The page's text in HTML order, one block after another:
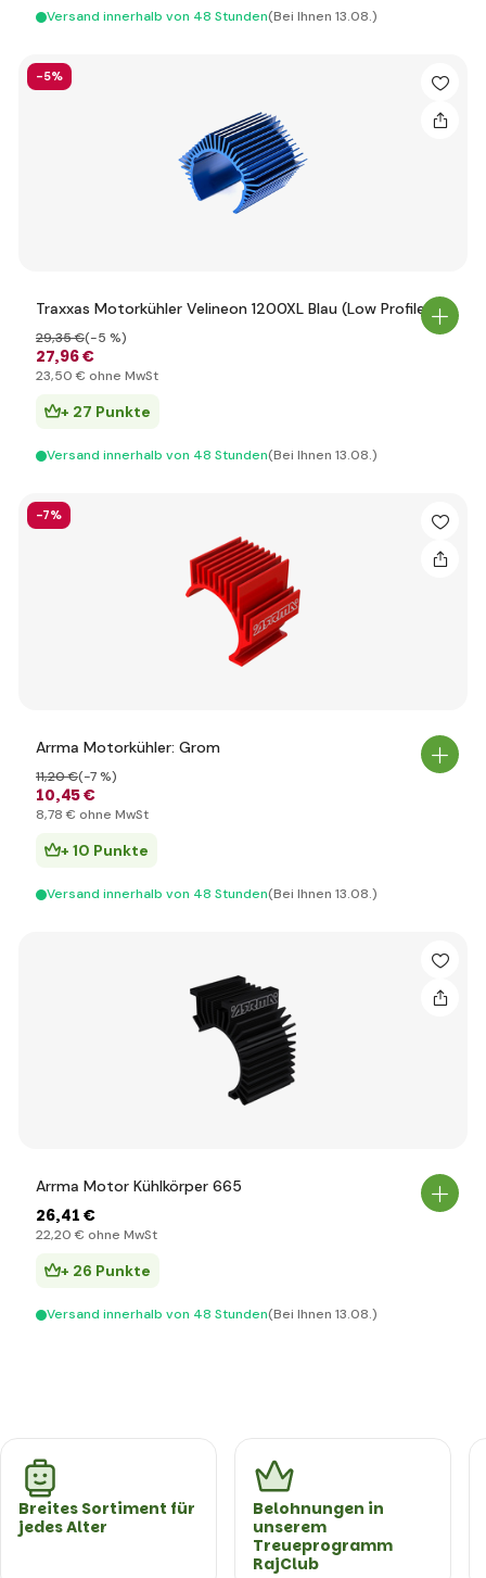
Versand innerhalb von 48 Stunden(Bei Ihnen 13.08.)
-5%
Traxxas Motorkühler Velineon 1200XL Blau (Low Profile)
27,96 €
29,35 €(-5 %)
23,50 € ohne MwSt
+ 27 Punkte
Versand innerhalb von 48 Stunden(Bei Ihnen 13.08.)
-7%
Arrma Motorkühler: Grom
10,45 €
11,20 €(-7 %)
8,78 € ohne MwSt
+ 10 Punkte
Versand innerhalb von 48 Stunden(Bei Ihnen 13.08.)
Arrma Motor Kühlkörper 665
26,41 €
22,20 € ohne MwSt
+ 26 Punkte
Versand innerhalb von 48 Stunden(Bei Ihnen 13.08.)
Breites Sortiment für
jedes Alter
Belohnungen in
unserem
Treueprogramm
RajClub